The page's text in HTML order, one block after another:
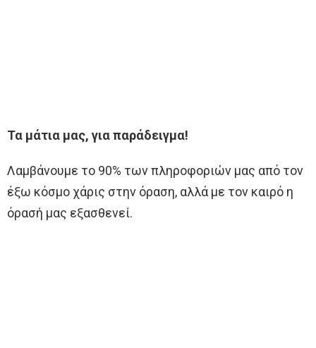
Τα μάτια μας, για παράδειγμα!
Λαμβάνουμε το 90% των πληροφοριών μας από τον
έξω κόσμο χάρις στην όραση, αλλά με τον καιρό η
όρασή μας εξασθενεί.